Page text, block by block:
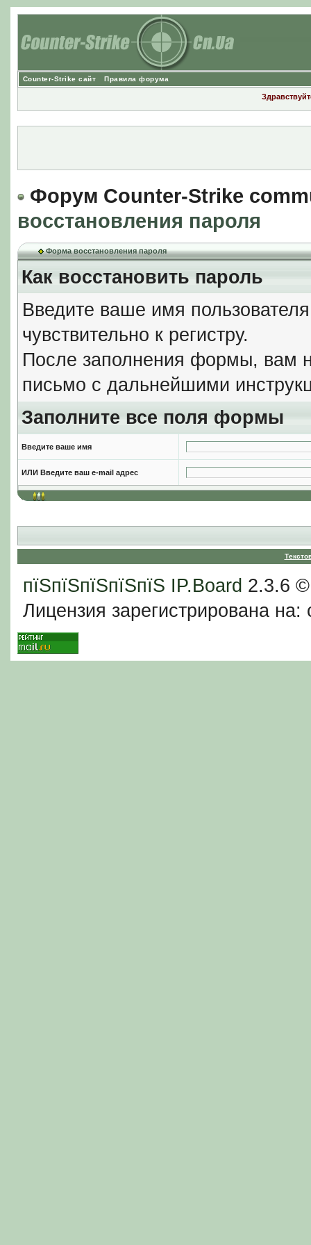
Counter-Strike сайт Правила форума
Форум Counter-Strike
восстановления пароля
Форма восстановления пароля
Как восстановить пароль
Введите ваше имя
чувствительно к регистру.
После заполнения формы, вам
письмо с дальнейшими
Заполните все поля формы
Введите ваше имя
ИЛИ Введите ваш e-mail адрес
пїЅпїЅпїЅпїЅпїЅ IP.Board 2.3.6
Лицензия зарегистрирована